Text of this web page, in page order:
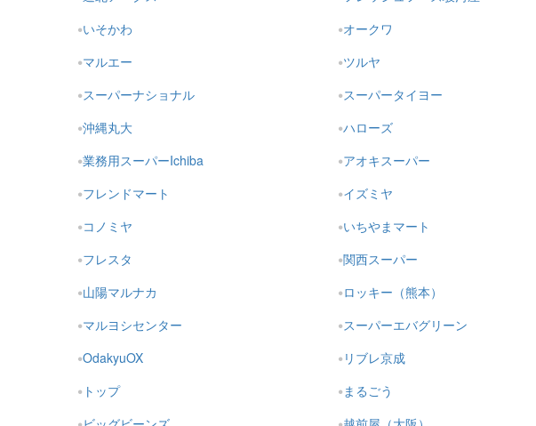
いそかわ
オークワ
マルエー
ツルヤ
スーパーナショナル
スーパータイヨー
沖縄丸大
ハローズ
業務用スーパーIchiba
アオキスーパー
フレンドマート
イズミヤ
コノミヤ
いちやまマート
フレスタ
関西スーパー
山陽マルナカ
ロッキー（熊本）
マルヨシセンター
スーパーエバグリーン
OdakyuOX
リブレ京成
トップ
まるごう